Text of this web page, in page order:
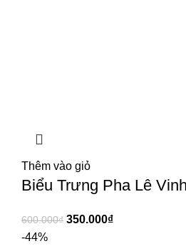
Thêm vào giỏ
Biểu Trưng Pha Lê
600.000₫ 350.000₫
-44%